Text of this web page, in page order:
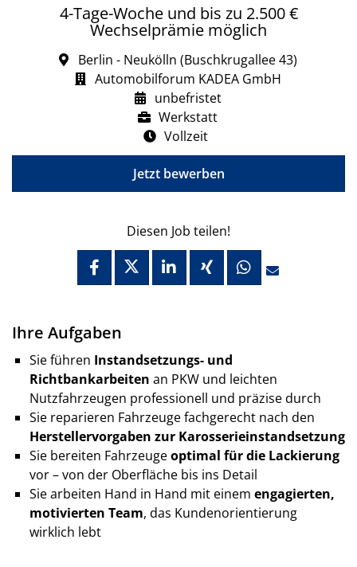
4-Tage-Woche und bis zu 2.500 €
Wechselprämie möglich
Berlin - Neukölln (Buschkrugallee 43)
Automobilforum KADEA GmbH
unbefristet
Werkstatt
Vollzeit
Jetzt bewerben
Diesen Job teilen!
Ihre Aufgaben
Sie führen Instandsetzungs- und
Richtbankarbeiten an PKW und leichten
Nutzfahrzeugen professionell und präzise durch
Sie reparieren Fahrzeuge fachgerecht nach den
Herstellervorgaben zur Karosserieinstandsetzung
Sie bereiten Fahrzeugeoptimal für die Lackierung
vor – von der Oberfläche bis ins Detail
Sie arbeiten Hand in Hand mit einem engagierten,
motivierten Team, das Kundenorientierung
wirklich lebt